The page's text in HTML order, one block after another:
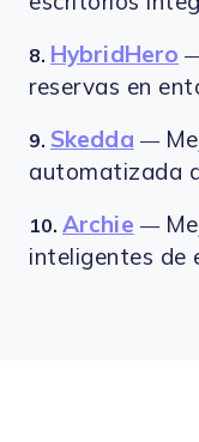
8. HybridHero
reservas en
9. Skedda —
automatizada
10. Archie —
inteligentes de